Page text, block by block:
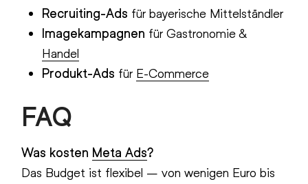
Recruiting-Ads für bayerische Mittelständler
Imagekampagnen für Gastronomie &
Handel
Produkt-Ads für E-Commerce
FAQ
Was kosten Meta Ads?
Das Budget ist flexibel – von wenigen Euro bis